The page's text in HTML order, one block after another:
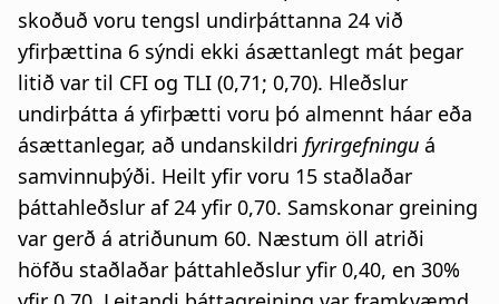
skoðuð voru tengsl undirþáttanna 24 við
yfirþættina 6 sýndi ekki ásættanlegt mát þegar
litið var til CFI og TLI (0,71; 0,70). Hleðslur
undirþátta á yfirþætti voru þó almennt háar eða
ásættanlegar, að undanskildri fyrirgefningu á
samvinnuþýði. Heilt yfir voru 15 staðlaðar
þáttahleðslur af 24 yfir 0,70. Samskonar greining
var gerð á atriðunum 60. Næstum öll atriði
höfðu staðlaðar þáttahleðslur yfir 0,40, en 30%